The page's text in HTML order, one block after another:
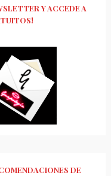
Y ACCEDE A
DE